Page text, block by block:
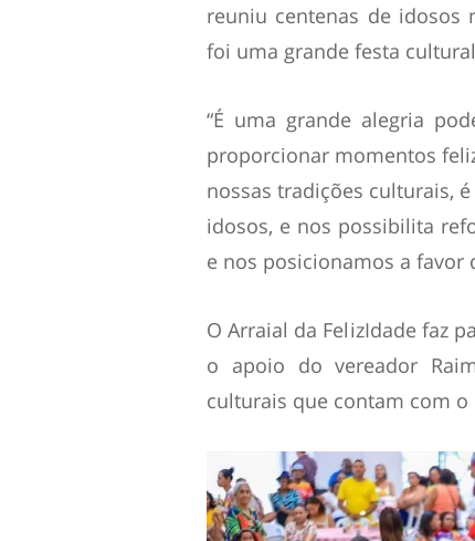
reuniu centenas de idosos
foi uma grande festa
“É uma grande alegria
proporcionar momentos
nossas tradições culturais,
idosos, e nos possibilita
e nos posicionamos a favor
O Arraial da FelizIdade faz
o apoio do vereador
culturais que contam com